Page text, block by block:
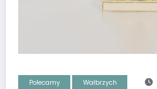
Polecamy Wałbrzych